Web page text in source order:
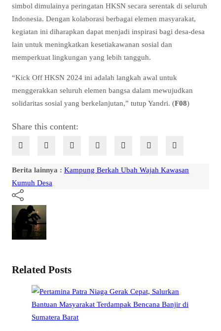
simbol dimulainya peringatan HKSN secara serentak di seluruh
Indonesia. Dengan kolaborasi berbagai elemen masyarakat,
kegiatan ini diharapkan dapat menjadi inspirasi bagi desa-desa
lain untuk meningkatkan kesetiakawanan sosial dan
memperkuat lingkungan yang lebih tangguh.
“Kick Off HKSN 2024 ini adalah langkah awal untuk
menggerakkan seluruh elemen bangsa dalam mewujudkan
solidaritas sosial yang berkelanjutan,” tutup Yandri. (F08)
Share this content:
Berita lainnya : Kampung Berkah Ubah Wajah Kawasan
Kumuh Desa
Related Posts